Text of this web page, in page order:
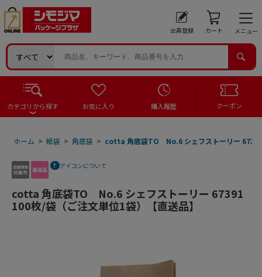
会員登録 カート メニュー
カテゴリから探す お気に入り 購入履歴 クーポン
ホーム > 紙袋 > 角底袋 > cotta 角底袋TO No.6 シェフストーリー
アイコンについて
cotta 角底袋TO No.6 シェフストーリー 67391
100枚/袋（ご注文単位1袋）【直送品】